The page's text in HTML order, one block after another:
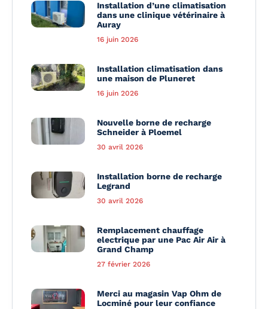
Installation d’une climatisation
dans une clinique vétérinaire à
Auray
16 juin 2026
Installation climatisation dans
une maison de Pluneret
16 juin 2026
Nouvelle borne de recharge
Schneider à Ploemel
30 avril 2026
Installation borne de recharge
Legrand
30 avril 2026
Remplacement chauffage
electrique par une Pac Air Air à
Grand Champ
27 février 2026
Merci au magasin Vap Ohm de
Locminé pour leur confiance